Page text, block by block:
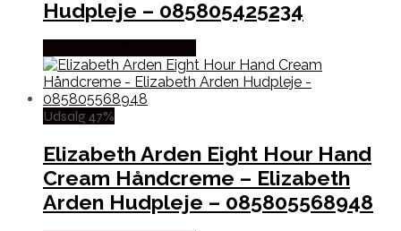
Hudpleje – 085805425234
Udsalg 47%
Elizabeth Arden Eight Hour Hand
Cream Håndcreme – Elizabeth
Arden Hudpleje – 085805568948